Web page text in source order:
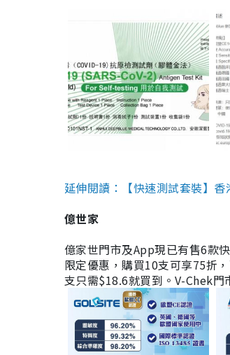
延伸閱讀：【快速測試套裝】
億世家
億家世門市及App現已有售6款
限定優惠，購買10支可享75折
支只需$18.6就買到。V-Chek門